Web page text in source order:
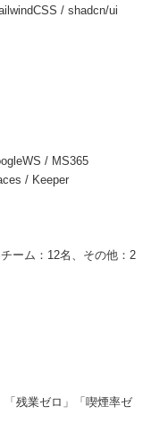
/ shadcn/ui
/ MS365
/ Keeper
ーム：12名、その他：2
「残業ゼロ」「喫煙率ゼ